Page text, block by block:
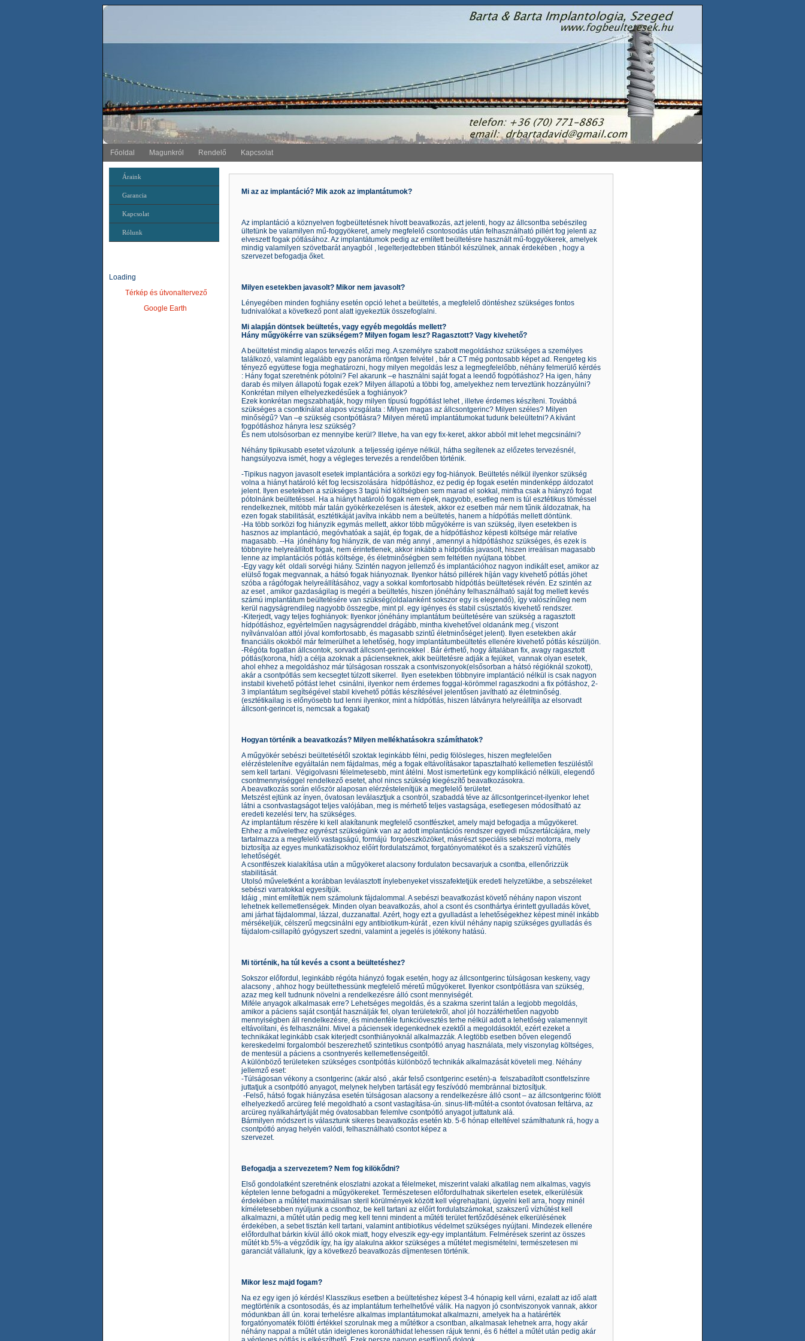
Főoldal Magunkról Rendelő Kapcsolat
Áraink
Garancia
Kapcsolat
Rólunk
Loading
Térkép és útvonaltervező
Google Earth
Mi az az implantáció? Mik azok az implantátumok?
Az implantáció a köznyelven fogbeültetésnek hívott beavatkozás, azt jelenti, hogy az állcsontba sebészileg
ültetünk be valamilyen mű-foggyökeret, amely megfelelő csontosodás után felhasználható pillért fog jelenti az
elveszett fogak pótlásához. Az implantátumok pedig az említett beültetésre használt mű-foggyökerek, amelyek
mindig valamilyen szövetbarát anyagból , legelterjedtebben titánból készülnek, annak érdekében , hogy a
szervezet befogadja őket.
Milyen esetekben javasolt? Mikor nem javasolt?
Lényegében minden foghiány esetén opció lehet a beültetés, a megfelelő döntéshez szükséges fontos
tudnivalókat a következő pont alatt igyekeztük összefoglalni.
Mi alapján döntsek beültetés, vagy egyéb megoldás mellett?
Hány műgyökérre van szükségem? Milyen fogam lesz? Ragasztott? Vagy kivehető?
A beültetést mindig alapos tervezés előzi meg. A személyre szabott megoldáshoz szükséges a személyes
találkozó, valamint legalább egy panoráma röntgen felvétel , bár a CT még pontosabb képet ad. Rengeteg kis
tényező együttese fogja meghatározni, hogy milyen megoldás lesz a legmegfelelőbb, néhány felmerülő kérdés
: Hány fogat szeretnénk pótolni? Fel akarunk –e használni saját fogat a leendő fogpótláshoz? Ha igen, hány
darab és milyen állapotú fogak ezek? Milyen állapotú a többi fog, amelyekhez nem terveztünk hozzányúlni?
Konkrétan milyen elhelyezkedésűek a foghiányok?
Ezek konkrétan megszabhatják, hogy milyen típusú fogpótlást lehet , illetve érdemes készíteni. Továbbá
szükséges a csontkínálat alapos vizsgálata : Milyen magas az állcsontgerinc? Milyen széles? Milyen
minőségű? Van –e szükség csontpótlásra? Milyen méretű implantátumokat tudunk beleültetni? A kívánt
fogpótláshoz hányra lesz szükség?
És nem utolsósorban ez mennyibe kerül? Illetve, ha van egy fix-keret, akkor abból mit lehet megcsinálni?
Néhány tipikusabb esetet vázolunk a teljesség igénye nélkül, hátha segítenek az előzetes tervezésnél,
hangsúlyozva ismét, hogy a végleges tervezés a rendelőben történik.
-Tipikus nagyon javasolt esetek implantációra a sorközi egy fog-hiányok. Beültetés nélkül ilyenkor szükség
volna a hiányt határoló két fog lecsiszolására hídpótláshoz, ez pedig ép fogak esetén mindenképp áldozatot
jelent. Ilyen esetekben a szükséges 3 tagú híd költségben sem marad el sokkal, mintha csak a hiányzó fogat
pótolnánk beültetéssel. Ha a hiányt határoló fogak nem épek, nagyobb, esetleg nem is túl esztétikus töméssel
rendelkeznek, mitöbb már talán gyökérkezelésen is átestek, akkor ez esetben már nem tűnik áldozatnak, ha
ezen fogak stabilitását, esztétikáját javítva inkább nem a beültetés, hanem a hídpótlás mellett döntünk.
-Ha több sorközi fog hiányzik egymás mellett, akkor több műgyökérre is van szükség, ilyen esetekben is
hasznos az implantáció, megóvhatóak a saját, ép fogak, de a hídpótláshoz képesti költsége már relatíve
magasabb. --Ha jónéhány fog hiányzik, de van még annyi , amennyi a hídpótláshoz szükséges, és ezek is
többnyire helyreállított fogak, nem érintetlenek, akkor inkább a hídpótlás javasolt, hiszen irreálisan magasabb
lenne az implantációs pótlás költsége, és életminőségben sem feltétlen nyújtana többet.
-Egy vagy két oldali sorvégi hiány. Szintén nagyon jellemző és implantációhoz nagyon indikált eset, amikor az
elülső fogak megvannak, a hátsó fogak hiányoznak. Ilyenkor hátsó pillérek híján vagy kivehető pótlás jöhet
szóba a rágófogak helyreállításához, vagy a sokkal komfortosabb hídpótlás beültetések révén. Ez szintén az
az eset , amikor gazdaságilag is megéri a beültetés, hiszen jónéhány felhasználható saját fog mellett kevés
számú implantátum beültetésére van szükség(oldalanként sokszor egy is elegendő), így valószínűleg nem
kerül nagyságrendileg nagyobb összegbe, mint pl. egy igényes és stabil csúsztatós kivehető rendszer.
-Kiterjedt, vagy teljes foghiányok: Ilyenkor jónéhány implantátum beültetésére van szükség a ragasztott
hídpótláshoz, egyértelműen nagyságrenddel drágább, mintha kivehetővel oldanánk meg.( viszont
nyílvánvalóan attól jóval komfortosabb, és magasabb szintű életminőséget jelent). Ilyen esetekben akár
financiális okokból már felmerülhet a lehetőség, hogy implantátumbeültetés ellenére kivehető pótlás készüljön.
-Régóta fogatlan állcsontok, sorvadt állcsont-gerincekkel . Bár érthető, hogy általában fix, avagy ragasztott
pótlás(korona, híd) a célja azoknak a pácienseknek, akik beültetésre adják a fejüket, vannak olyan esetek,
ahol ehhez a megoldáshoz már túlságosan rosszak a csontviszonyok(elsősorban a hátsó régióknál szokott),
akár a csontpótlás sem kecsegtet túlzott sikerrel. Ilyen esetekben többnyire implantáció nélkül is csak nagyon
instabil kivehető pótlást lehet csinálni, ilyenkor nem érdemes foggal-körömmel ragaszkodni a fix pótláshoz, 2-
3 implantátum segítségével stabil kivehető pótlás készítésével jelentősen javítható az életminőség.
(esztétikailag is előnyösebb tud lenni ilyenkor, mint a hídpótlás, hiszen látványra helyreállítja az elsorvadt
állcsont-gerincet is, nemcsak a fogakat)
Hogyan történik a beavatkozás? Milyen mellékhatásokra számíthatok?
A műgyökér sebészi beültetésétől szoktak leginkább félni, pedig fölösleges, hiszen megfelelően
elérzéstelenítve egyáltalán nem fájdalmas, még a fogak eltávolításakor tapasztalható kellemetlen feszüléstől
sem kell tartani. Végigolvasni félelmetesebb, mint átélni. Most ismertetünk egy komplikáció nélküli, elegendő
csontmennyiséggel rendelkező esetet, ahol nincs szükség kiegészítő beavatkozásokra.
A beavatkozás során először alaposan elérzéstelenítjük a megfelelő területet.
Metszést ejtünk az ínyen, óvatosan leválasztjuk a csontról, szabaddá téve az állcsontgerincet-ilyenkor lehet
látni a csontvastagságot teljes valójában, meg is mérhető teljes vastagsága, esetlegesen módosítható az
eredeti kezelési terv, ha szükséges.
Az implantátum részére ki kell alakítanunk megfelelő csontfészket, amely majd befogadja a műgyökeret.
Ehhez a művelethez egyrészt szükségünk van az adott implantációs rendszer egyedi műszertálcájára, mely
tartalmazza a megfelelő vastagságú, formájú forgóeszközöket, másrészt speciális sebészi motorra, mely
biztosítja az egyes munkafázisokhoz előírt fordulatszámot, forgatónyomatékot és a szakszerű vízhűtés
lehetőségét.
A csontfészek kialakítása után a műgyökeret alacsony fordulaton becsavarjuk a csontba, ellenőrizzük
stabilitását.
Utolsó műveletként a korábban leválasztott ínylebenyeket visszafektetjük eredeti helyzetükbe, a sebszéleket
sebészi varratokkal egyesítjük.
Idáig , mint említettük nem számolunk fájdalommal. A sebészi beavatkozást követő néhány napon viszont
lehetnek kellemetlenségek. Minden olyan beavatkozás, ahol a csont és csonthártya érintett gyulladás követ,
ami járhat fájdalommal, lázzal, duzzanattal. Azért, hogy ezt a gyulladást a lehetőségekhez képest minél inkább
mérsékeljük, célszerű megcsinálni egy antibiotikum-kúrát , ezen kívül néhány napig szükséges gyulladás és
fájdalom-csillapító gyógyszert szedni, valamint a jegelés is jótékony hatású.
Mi történik, ha túl kevés a csont a beültetéshez?
Sokszor előfordul, leginkább régóta hiányzó fogak esetén, hogy az állcsontgerinc túlságosan keskeny, vagy
alacsony , ahhoz hogy beültethessünk megfelelő méretű műgyökeret. Ilyenkor csontpótlásra van szükség,
azaz meg kell tudnunk növelni a rendelkezésre álló csont mennyiségét.
Miféle anyagok alkalmasak erre? Lehetséges megoldás, és a szakma szerint talán a legjobb megoldás,
amikor a páciens saját csontját használják fel, olyan területekről, ahol jól hozzáférhetően nagyobb
mennyiségben áll rendelkezésre, és mindenféle funkcióvesztés terhe nélkül adott a lehetőség valamennyit
eltávolítani, és felhasználni. Mivel a páciensek idegenkednek ezektől a megoldásoktól, ezért ezeket a
technikákat leginkább csak kiterjedt csonthiányoknál alkalmazzák. A legtöbb esetben bőven elegendő
kereskedelmi forgalomból beszerezhető szintetikus csontpótló anyag használata, mely viszonylag költséges,
de mentesül a páciens a csontnyerés kellemetlenségeitől.
A különböző területeken szükséges csontpótlás különböző technikák alkalmazását követeli meg. Néhány
jellemző eset:
-Túlságosan vékony a csontgerinc (akár alsó , akár felső csontgerinc esetén)-a felszabadított csontfelszínre
juttatjuk a csontpótló anyagot, melynek helyben tartását egy feszívódó membránnal biztosítjuk.
-Felső, hátsó fogak hiányzása esetén túlságosan alacsony a rendelkezésre álló csont – az állcsontgerinc fölött
elhelyezkedő arcüreg felé megoldható a csont vastagítása-ún. sinus-lift-műtét-a csontot óvatosan feltárva, az
arcüreg nyálkahártyáját még óvatosabban felemlve csontpótló anyagot juttatunk alá.
Bármilyen módszert is választunk sikeres beavatkozás esetén kb. 5-6 hónap elteltével számíthatunk rá, hogy a
csontpótló anyag helyén valódi, felhasználható csontot képez a
szervezet.
Befogadja a szervezetem? Nem fog kilökődni?
Első gondolatként szeretnénk eloszlatni azokat a félelmeket, miszerint valaki alkatilag nem alkalmas, vagyis
képtelen lenne befogadni a műgyökereket. Természetesen előfordulhatnak sikertelen esetek, elkerülésük
érdekében a műtétet maximálisan steril körülmények között kell végrehajtani, ügyelni kell arra, hogy minél
kíméletesebben nyúljunk a csonthoz, be kell tartani az előírt fordulatszámokat, szakszerű vízhűtést kell
alkalmazni, a műtét után pedig meg kell tenni mindent a műtéti terület fertőződésének elkerülésének
érdekében, a sebet tisztán kell tartani, valamint antibiotikus védelmet szükséges nyújtani. Mindezek ellenére
előfordulhat bárkin kívül álló okok miatt, hogy elveszik egy-egy implantátum. Felmérések szerint az összes
műtét kb.5%-a végződik így, ha így alakulna akkor szükséges a műtétet megismételni, természetesen mi
garanciát vállalunk, így a következő beavatkozás díjmentesen történik.
Mikor lesz majd fogam?
Na ez egy igen jó kérdés! Klasszikus esetben a beültetéshez képest 3-4 hónapig kell várni, ezalatt az idő alatt
megtörténik a csontosodás, és az implantátum terhelhetővé válik. Ha nagyon jó csontviszonyok vannak, akkor
módunkban áll ún. korai terhelésre alkalmas implantátumokat alkalmazni, amelyek ha a határérték
forgatónyomaték fölötti értékkel szorulnak meg a műtétkor a csontban, alkalmasak lehetnek arra, hogy akár
néhány nappal a műtét után ideiglenes koronát/hidat lehessen rájuk tenni, és 6 héttel a műtét után pedig akár